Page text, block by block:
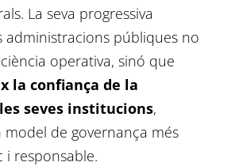
La seva progressiva
administracions públiques no
operativa, sinó que
la confiança de la
seves institucions,
de governança més
i responsable.